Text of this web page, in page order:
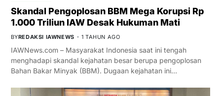
Skandal Pengoplosan BBM Mega Korupsi Rp
1.000 Triliun IAW Desak Hukuman Mati
BYREDAKSI IAWNEWS 1 TAHUN AGO
IAWNews.com – Masyarakat Indonesia saat ini tengah
menghadapi skandal kejahatan besar berupa pengoplosan
Bahan Bakar Minyak (BBM). Dugaan kejahatan ini…